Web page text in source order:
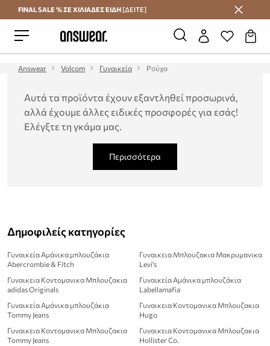
Εξοικονομήστε με το Answear Club
FINAL SALE % ΣΕ ΧΙΛΙΑΔΕΣ ΕΙΔΗ [ΔΕΙΤΕ]
Answear Volcom Γυναικεία Ρούχα
Αυτά τα προϊόντα έχουν εξαντληθεί προσωρινά,
αλλά έχουμε άλλες ειδικές προσφορές για εσάς!
Ελέγξτε τη γκάμα μας.
Περισσότερα
Δημοφιλείς κατηγορίες
Γυναικεία Αμάνικα μπλουζάκια
Abercrombie & Fitch
Γυναικεια Κοντομανικα Μπλουζακια
adidas Originals
Γυναικεία Αμάνικα μπλουζάκια
Tommy Jeans
Γυναικεια Κοντομανικα Μπλουζακια
Tommy Jeans
Γυναικεια Μπλουζακια Μακρυμανικα
Levi's
Γυναικεία Αμάνικα μπλουζάκια
Labellamafia
Γυναικεια Κοντομανικα Μπλουζακια
Hugo
Γυναικεια Κοντομανικα Μπλουζακια
Hollister Co.